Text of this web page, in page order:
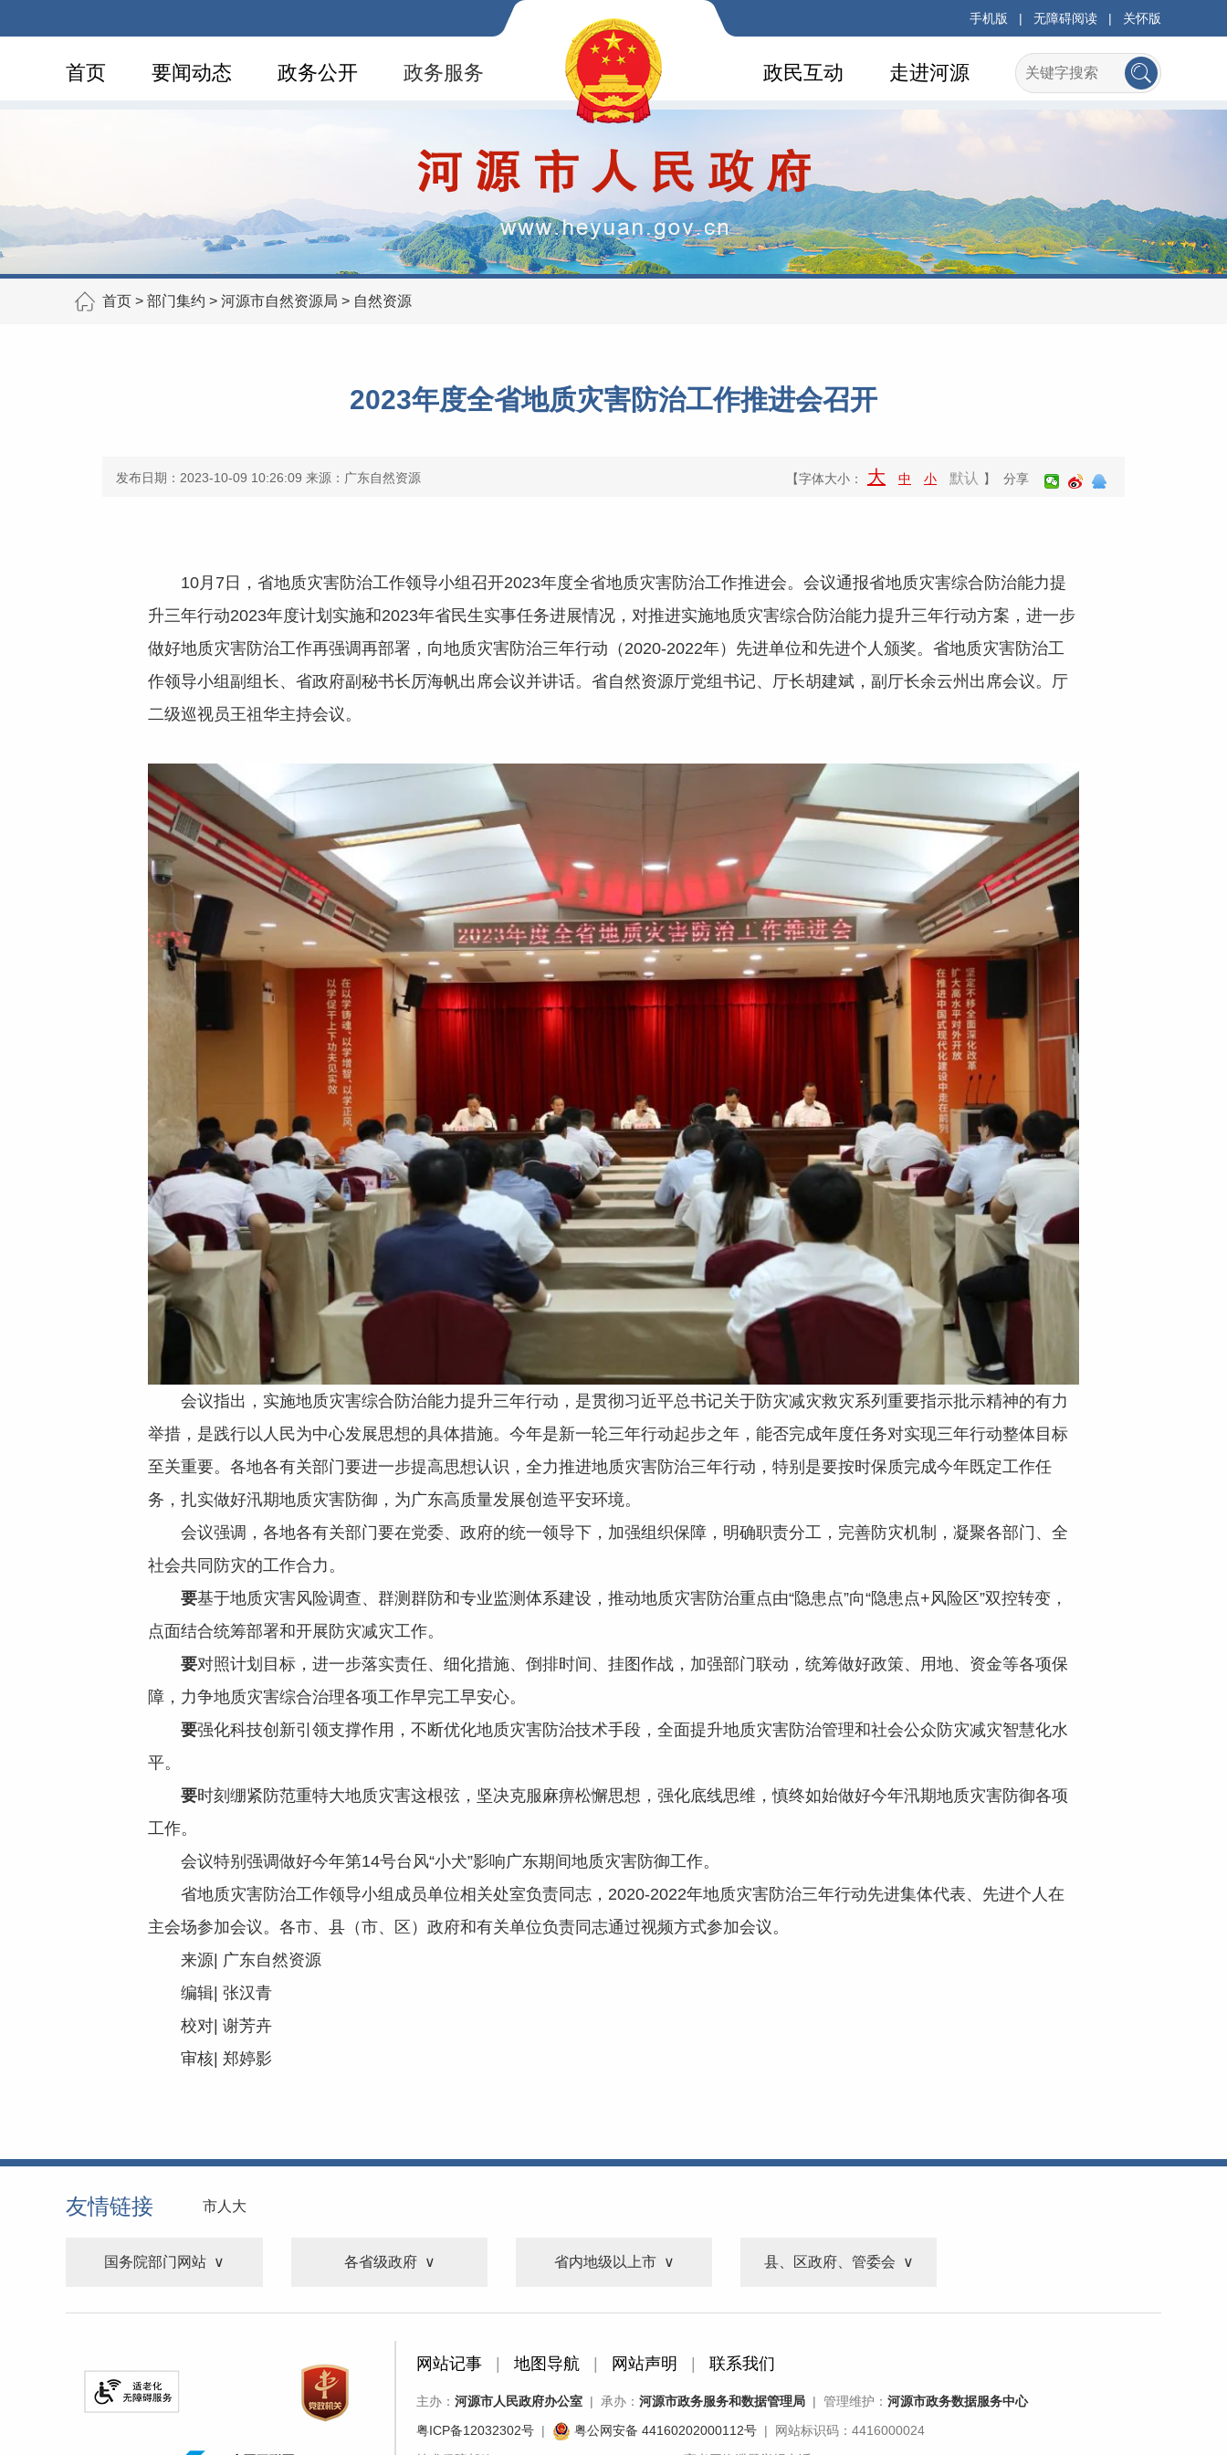
手机版 | 无障碍阅读 | 关怀版
首页 要闻动态 政务公开 政务服务 走进河源
政民互动
首页 > 部门集约 > 河源市自然资源局 > 自然资源
2023年度全省地质灾害防治工作推进会召开
发布日期：2023-10-09 10:26:09 来源：广东自然资源 【字体大小： 大 中 小 默认 】 分享
10月7日，省地质灾害防治工作领导小组召开2023年度全省地质灾害防治工作推进会。会议通报省地质灾害综合防治能力提
升三年行动2023年度计划实施和2023年省民生实事任务进展情况，对推进实施地质灾害综合防治能力提升三年行动方案，进一步
做好地质灾害防治工作再强调再部署，向地质灾害防治三年行动（2020-2022年）先进单位和先进个人颁奖。省地质灾害防治工
作领导小组副组长、省政府副秘书长厉海帆出席会议并讲话。省自然资源厅党组书记、厅长胡建斌，副厅长余云州出席会议。厅
二级巡视员王祖华主持会议。
会议指出，实施地质灾害综合防治能力提升三年行动，是贯彻习近平总书记关于防灾减灾救灾系列重要指示批示精神的有力
举措，是践行以人民为中心发展思想的具体措施。今年是新一轮三年行动起步之年，能否完成年度任务对实现三年行动整体目标
至关重要。各地各有关部门要进一步提高思想认识，全力推进地质灾害防治三年行动，特别是要按时保质完成今年既定工作任
务，扎实做好汛期地质灾害防御，为广东高质量发展创造平安环境。
会议强调，各地各有关部门要在党委、政府的统一领导下，加强组织保障，明确职责分工，完善防灾机制，凝聚各部门、全
社会共同防灾的工作合力。
要基于地质灾害风险调查、群测群防和专业监测体系建设，推动地质灾害防治重点由“隐患点”向“隐患点+风险区”双控转变，
点面结合统筹部署和开展防灾减灾工作。
要对照计划目标，进一步落实责任、细化措施、倒排时间、挂图作战，加强部门联动，统筹做好政策、用地、资金等各项保
障，力争地质灾害综合治理各项工作早完工早安心。
要强化科技创新引领支撑作用，不断优化地质灾害防治技术手段，全面提升地质灾害防治管理和社会公众防灾减灾智慧化水
平。
要时刻绷紧防范重特大地质灾害这根弦，坚决克服麻痹松懈思想，强化底线思维，慎终如始做好今年汛期地质灾害防御各项
工作。
会议特别强调做好今年第14号台风“小犬”影响广东期间地质灾害防御工作。
省地质灾害防治工作领导小组成员单位相关处室负责同志，2020-2022年地质灾害防治三年行动先进集体代表、先进个人在
主会场参加会议。各市、县（市、区）政府和有关单位负责同志通过视频方式参加会议。
来源| 广东自然资源
编辑| 张汉青
校对| 谢芳卉
审核| 郑婷影
友情链接 市人大
国务院部门网站 各省级政府 省内地级以上市 县、区政府、管委会
网站记事 地图导航 网站声明 联系我们
主办： 河源市人民政府办公室 | 承办： 河源市政务服务和数据管理局 | 管理维护： 河源市政务数据服务中心
粤ICP备12032302号 | 粤公网安备 44160202000112号 | 网站标识码：4416000024